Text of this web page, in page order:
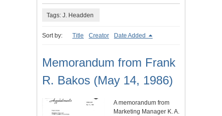
Tags: J. Headden
Sort by: Title Creator Date Added
Memorandum from Frank
R. Bakos (May 14, 1986)
A memorandum from
Marketing Manager K. A.